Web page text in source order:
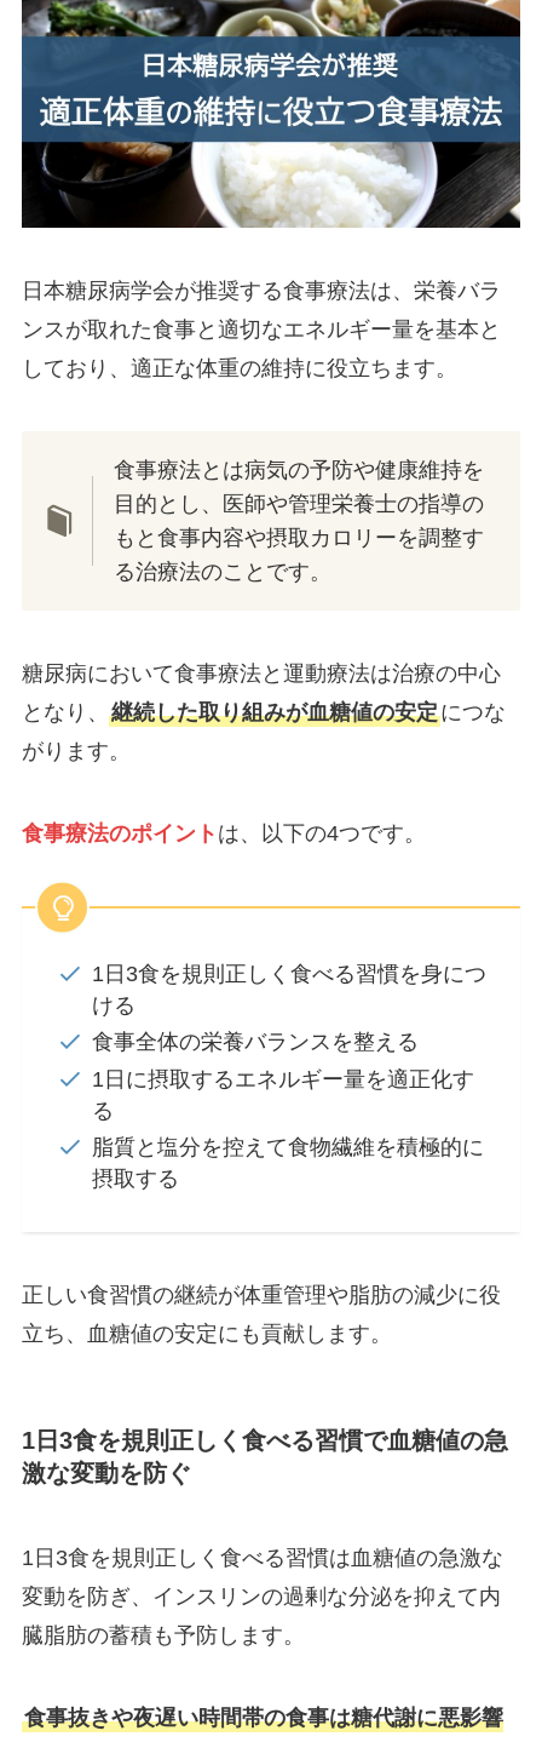
日本糖尿病学会が推奨する食事療法は、栄養バラ
ンスが取れた食事と適切なエネルギー量を基本と
しており、適正な体重の維持に役立ちます。
食事療法とは病気の予防や健康維持を
目的とし、医師や管理栄養士の指導の
もと食事内容や摂取カロリーを調整す
る治療法のことです。
糖尿病において食事療法と運動療法は治療の中心
となり、 継続した取り組みが血糖値の安定につな
がります。
食事療法のポイント は、以下の4つです。
1日3食を規則正しく食べる習慣を身につ
ける
食事全体の栄養バランスを整える
1日に摂取するエネルギー量を適正化す
る
脂質と塩分を控えて食物繊維を積極的に
摂取する
正しい食習慣の継続が体重管理や脂肪の減少に役
立ち、血糖値の安定にも貢献します。
1日3食を規則正しく食べる習慣で血糖値の急
激な変動を防ぐ
1日3食を規則正しく食べる習慣は血糖値の急激な
変動を防ぎ、インスリンの過剰な分泌を抑えて内
臓脂肪の蓄積も予防します。
食事抜きや夜遅い時間帯の食事は糖代謝に悪影響